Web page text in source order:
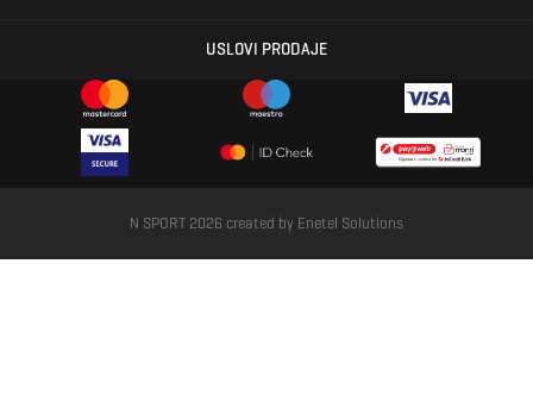
USLOVI PRODAJE
N SPORT 2026 created by Enetel Solutions